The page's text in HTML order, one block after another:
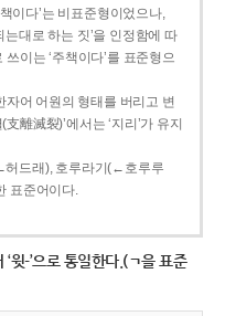
이다’는 비표준형이었으나,
는대로 하는 짓’을 인정함에 따
이는 ‘주책이다’를 표준형으
어 어원의 형태를 버리고 변
離滅裂)’에서는 ‘지리’가 유지
드래), 호루라기(←호루루
표준어이다.
‘윗-’으로 통일한다.(ㄱ을 표준